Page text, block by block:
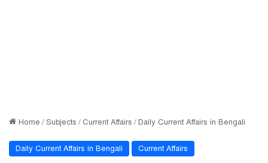
Home / Subjects / Current Affairs /Daily Current Affairs in Bengali
Daily Current Affairs in Bengali Current Affairs